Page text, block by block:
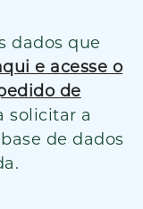
dados que
e acesse o
de
solicitar a
de dados